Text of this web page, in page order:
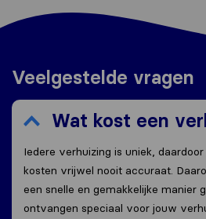
Veelgestelde vragen
Wat kost een
Iedere verhuizing is uniek,
kosten vrijwel nooit accuraat.
een snelle en gemakkelijke manier
ontvangen speciaal voor jouw